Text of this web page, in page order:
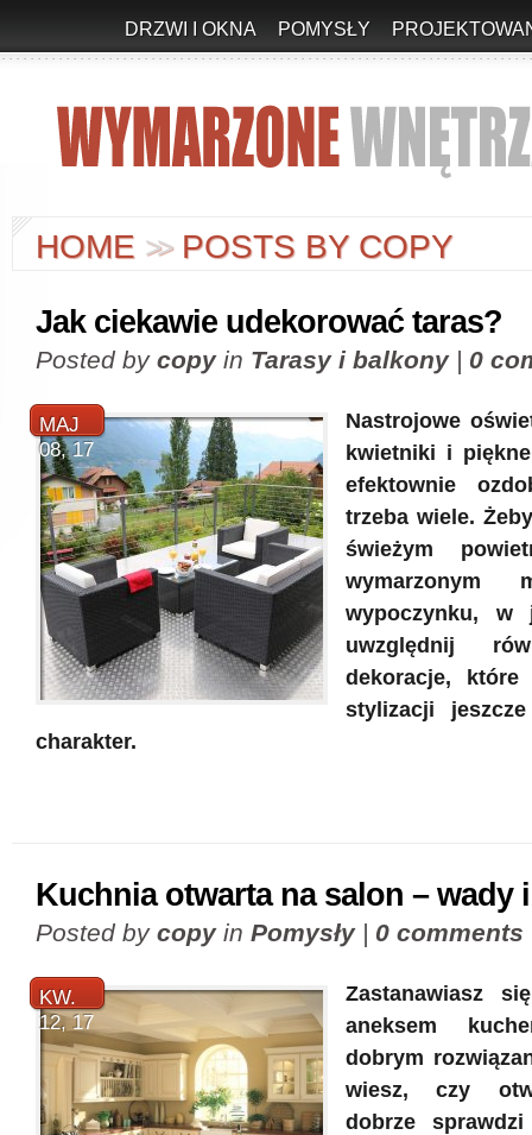
DRZWI I OKNA POMYSŁY
HOME >>POSTS BY COPY
Jak ciekawie udekorować taras?
Posted by copyin Tarasy i balkony| 0
MAJ
08, 17
Nastrojowe
kwietniki i
efektownie
trzeba wiele.
świeżym
wymarzonym
wypoczynku, w
uwzględnij
dekoracje, które
stylizacji
charakter.
Kuchnia otwarta na salon – wady
Posted by copyin Pomysły| 0 comments
KW.
12, 17
Zastanawiasz
aneksem
dobrym
wiesz, czy
dobrze